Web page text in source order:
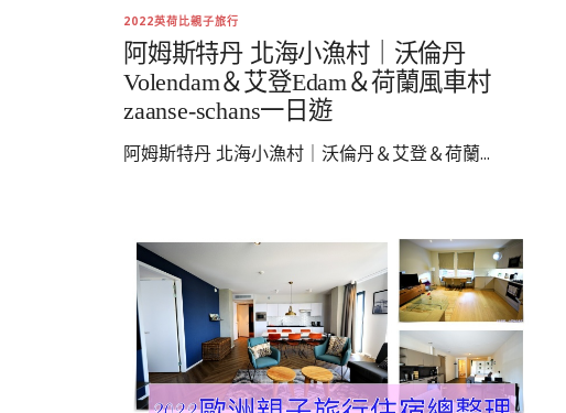
2022英荷比親子旅行
阿姆斯特丹 北海小漁村｜沃倫丹
Volendam＆艾登Edam＆荷蘭風車村
zaanse-schans一日遊
阿姆斯特丹 北海小漁村｜沃倫丹＆艾登＆荷蘭...